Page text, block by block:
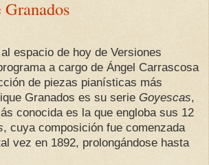
espacio de hoy de Versiones
a cargo de Ángel Carrascosa
de piezas pianísticas más
Granados es su serie Goyescas,
conocida es la que engloba sus 12
, cuya composición fue comenzada
vez en 1892, prolongándose hasta